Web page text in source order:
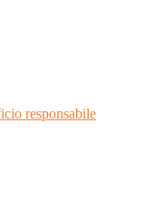
responsabile